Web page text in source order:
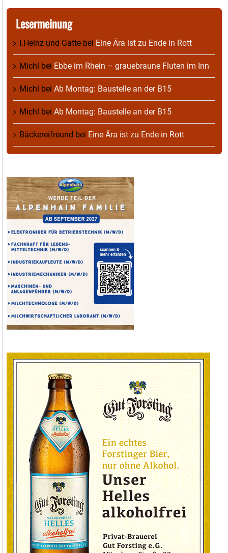
Lesermeinung
I.Heinz und Gatte bei Eine Ära ist zu Ende in Rott
Michl bei Ebbe im Rhein – grauebraune Fluten im Inn
Michl bei Ab Montag: Baustelle an der B15
Michl bei Ab Montag: Baustelle an der B15
Bäckereifreund bei Eine Ära ist zu Ende in Rott